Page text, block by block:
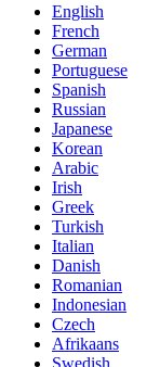
English
French
German
Portuguese
Spanish
Russian
Japanese
Korean
Arabic
Irish
Greek
Turkish
Italian
Danish
Romanian
Indonesian
Czech
Afrikaans
Swedish